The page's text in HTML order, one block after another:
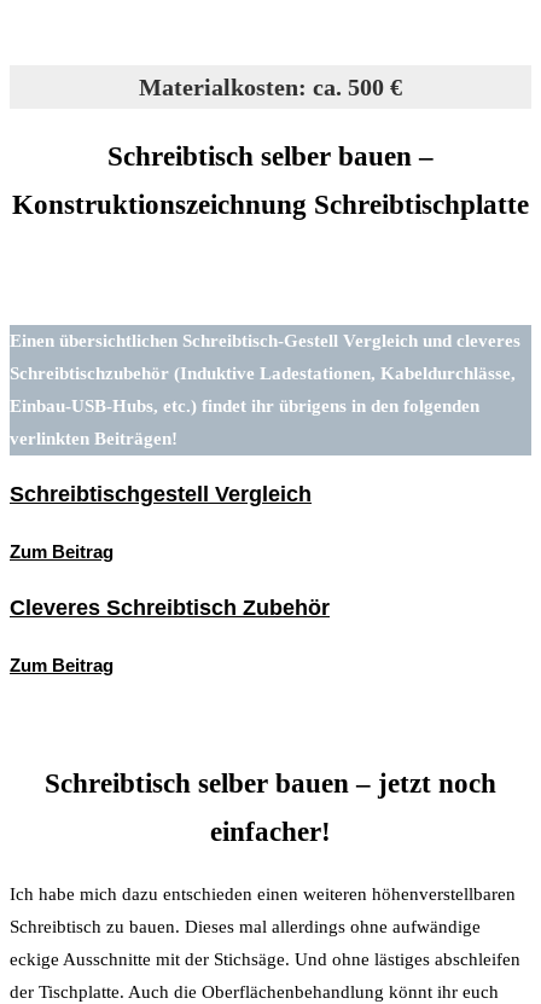
Materialkosten: ca. 500 €
Schreibtisch selber bauen –
Konstruktionszeichnung Schreibtischplatte
Einen übersichtlichen Schreibtisch-Gestell Vergleich und cleveres
Schreibtischzubehör (Induktive Ladestationen, Kabeldurchlässe,
Einbau-USB-Hubs, etc.) findet ihr übrigens in den folgenden
verlinkten Beiträgen!
Schreibtischgestell Vergleich
Zum Beitrag
Cleveres Schreibtisch Zubehör
Zum Beitrag
Schreibtisch selber bauen – jetzt noch
einfacher!
Ich habe mich dazu entschieden einen weiteren höhenverstellbaren
Schreibtisch zu bauen. Dieses mal allerdings ohne aufwändige
eckige Ausschnitte mit der Stichsäge. Und ohne lästiges abschleifen
der Tischplatte. Auch die Oberflächenbehandlung könnt ihr euch